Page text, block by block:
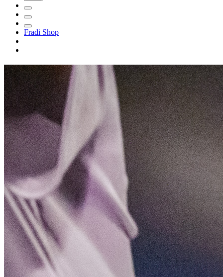
Fradi Shop